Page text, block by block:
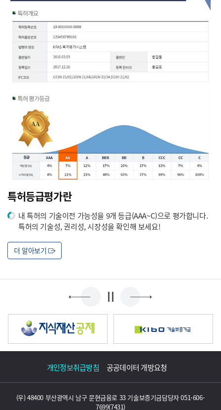
특허등급평가란
내 특허의 기술이전 가능성을 9개 등급(AAA~C)으로 평가합니다.
특허의 기술성, 권리성, 시장성을 확인해 보세요!
더 알아보기
개인정보취급방침 공공데이터 개방요청
(우) 48400 부산광역시 남구 문현금융로 33 기술보증기금담당자 051-606-
7699(7431)